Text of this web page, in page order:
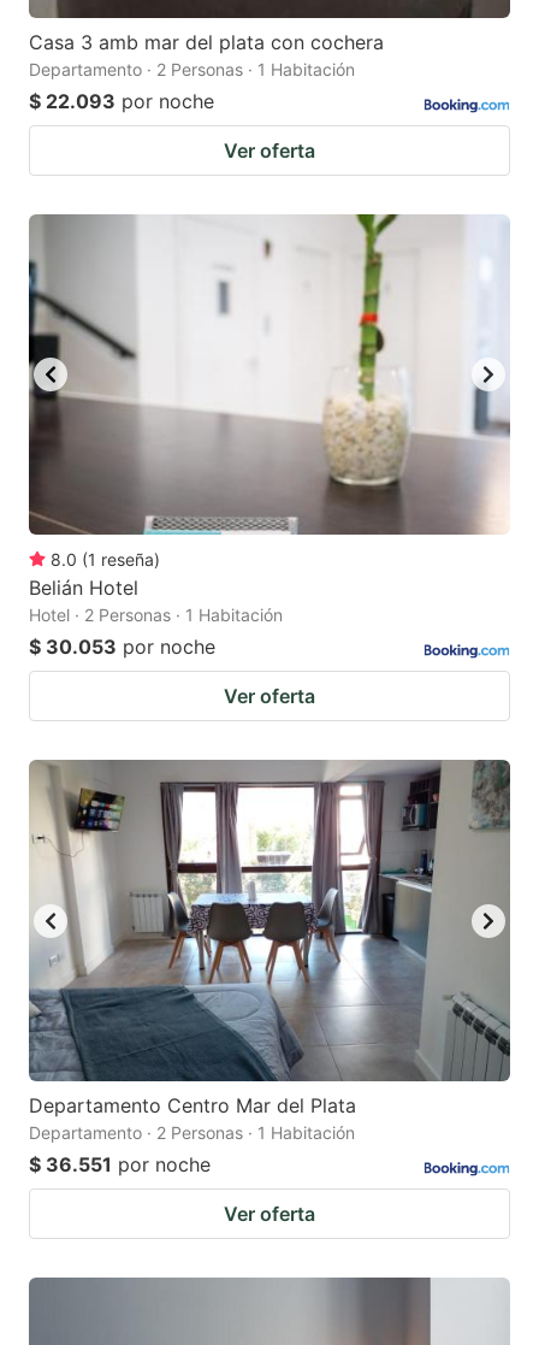
Casa 3 amb mar del plata con cochera
Departamento · 2 Personas · 1 Habitación
$ 22.093 por noche
Ver oferta
8.0 (1 reseña)
Belián Hotel
Hotel · 2 Personas · 1 Habitación
$ 30.053 por noche
Ver oferta
Departamento Centro Mar del Plata
Departamento · 2 Personas · 1 Habitación
$ 36.551 por noche
Ver oferta